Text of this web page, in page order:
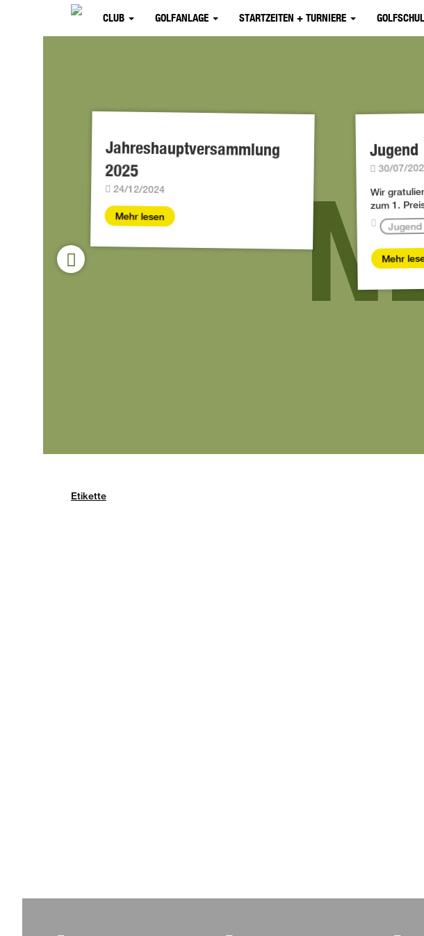
CLUB GOLFANLAGE STARTZEITEN + TURNIERE
Jahreshauptversammlung
2025
24/12/2024
Mehr lesen
Jugend
30/07/
Wir
zum 1.
Jugend
Mehr
Etikette